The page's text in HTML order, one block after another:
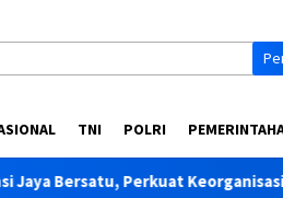
TNI POLRI
Keorganisasian dan Soliditas